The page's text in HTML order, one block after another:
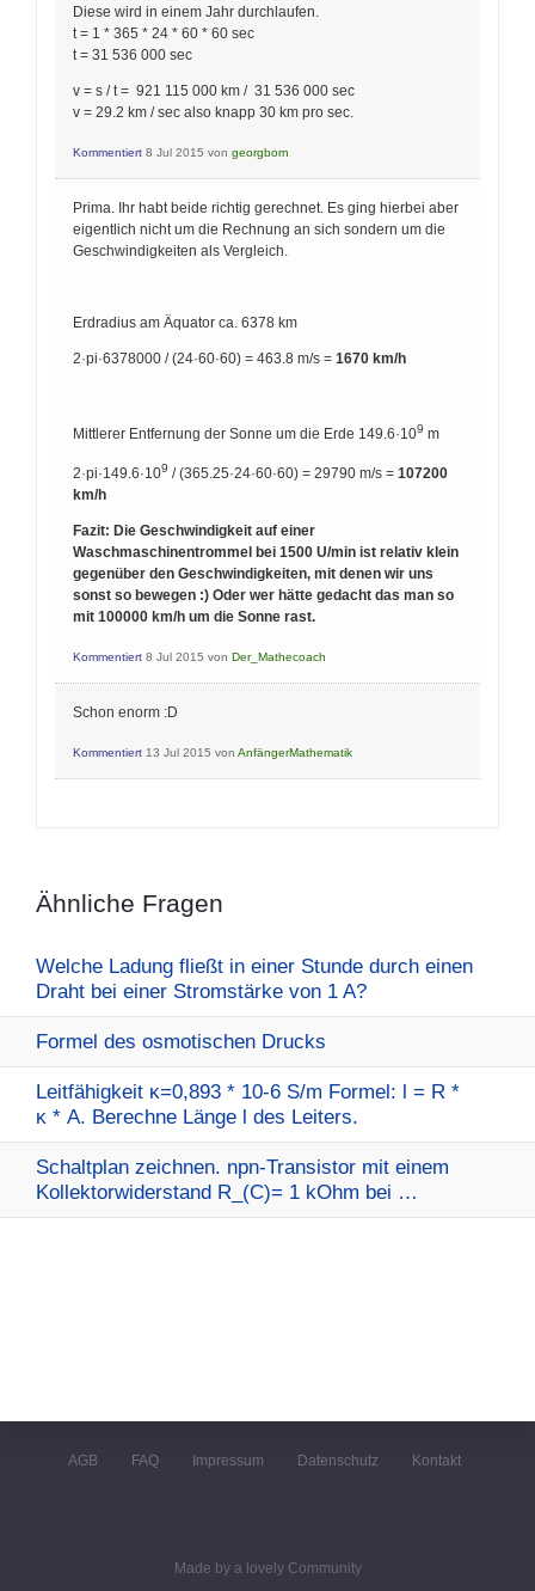
Diese wird in einem Jahr durchlaufen.
t = 1 * 365 * 24 * 60 * 60 sec
t = 31 536 000 sec
v = s / t = 921 115 000 km / 31 536 000 sec
v = 29.2 km / sec also knapp 30 km pro sec.
Kommentiert 8 Jul 2015 von georgborn
Prima. Ihr habt beide richtig gerechnet. Es ging hierbei aber
eigentlich nicht um die Rechnung an sich sondern um die
Geschwindigkeiten als Vergleich.
Erdradius am Äquator ca. 6378 km
2·pi·6378000 / (24·60·60) = 463.8 m/s = 1670 km/h
Mittlerer Entfernung der Sonne um die Erde 149.6·109 m
2·pi·149.6·109 / (365.25·24·60·60) = 29790 m/s = 107200
km/h
Fazit: Die Geschwindigkeit auf einer
Waschmaschinentrommel bei 1500 U/min ist relativ klein
gegenüber den Geschwindigkeiten, mit denen wir uns
sonst so bewegen :) Oder wer hätte gedacht das man so
mit 100000 km/h um die Sonne rast.
Kommentiert 8 Jul 2015 von Der_Mathecoach
Schon enorm :D
Kommentiert 13 Jul 2015 von AnfängerMathematik
Ähnliche Fragen
Welche Ladung fließt in einer Stunde durch einen
Draht bei einer Stromstärke von 1 A?
Formel des osmotischen Drucks
Leitfähigkeit κ=0,893 * 10-6 S/m Formel: l = R *
κ * A. Berechne Länge l des Leiters.
Schaltplan zeichnen. npn-Transistor mit einem
Kollektorwiderstand R_(C)= 1 kOhm bei …
AGB FAQ Impressum Datenschutz Kontakt
Made by a lovely Community